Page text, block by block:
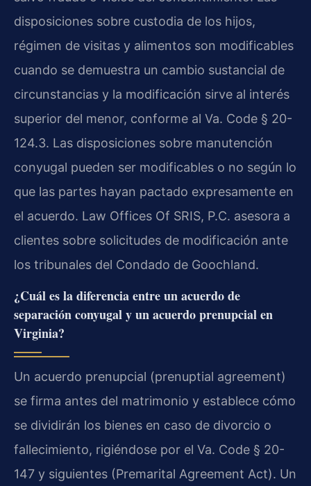
disposiciones sobre custodia de los hijos,
régimen de visitas y alimentos son modificables
cuando se demuestra un cambio sustancial de
circunstancias y la modificación sirve al interés
superior del menor, conforme al Va. Code § 20-
124.3. Las disposiciones sobre manutención
conyugal pueden ser modificables o no según lo
que las partes hayan pactado expresamente en
el acuerdo. Law Offices Of SRIS, P.C. asesora a
clientes sobre solicitudes de modificación ante
los tribunales del Condado de Goochland.
¿Cuál es la diferencia entre un acuerdo de
separación conyugal y un acuerdo prenupcial en
Virginia?
Un acuerdo prenupcial (prenuptial agreement)
se firma antes del matrimonio y establece cómo
se dividirán los bienes en caso de divorcio o
fallecimiento, rigiéndose por el Va. Code § 20-
147 y siguientes (Premarital Agreement Act). Un